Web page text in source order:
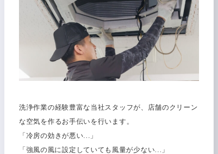
洗浄作業の経験豊富な当社スタッフが、店舗のクリーン
な空気を作るお手伝いを行います。
「冷房の効きが悪い...」
「強風の風に設定していても風量が少ない...」